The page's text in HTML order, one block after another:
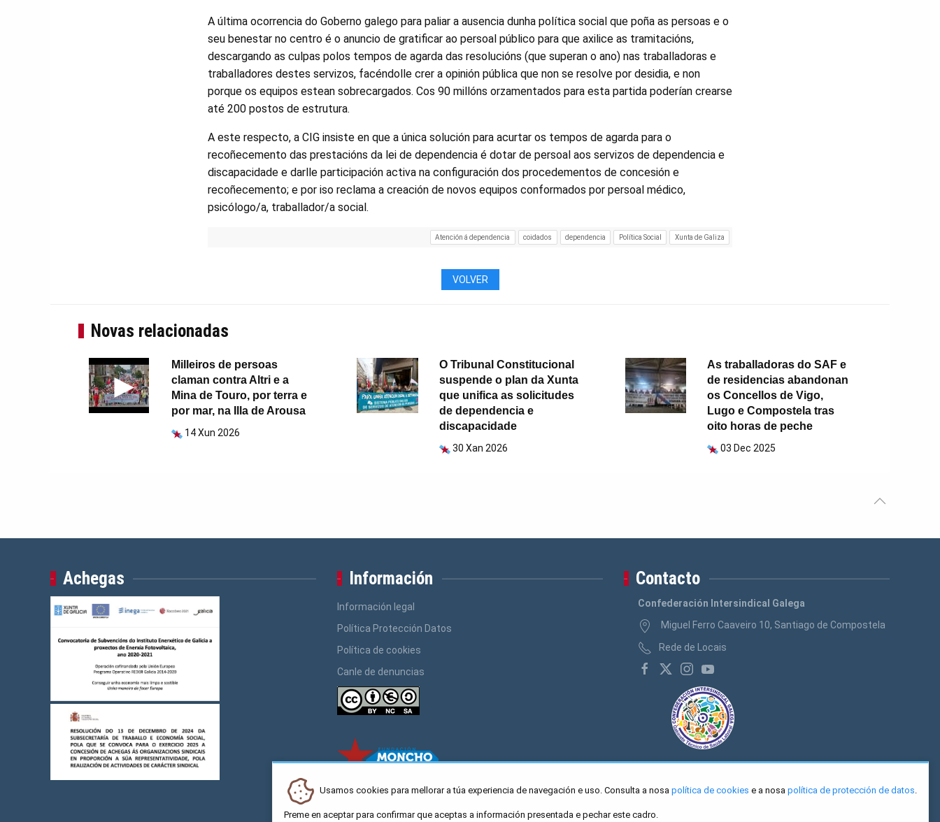
A última ocorrencia do Goberno galego para paliar a ausencia dunha política social que poña as persoas e o
seu benestar no centro é o anuncio de gratificar ao persoal público para que axilice as tramitacións,
descargando as culpas polos tempos de agarda das resolucións (que superan o ano) nas traballadoras e
traballadores destes servizos, facéndolle crer a opinión pública que non se resolve por desidia, e non
porque os equipos estean sobrecargados. Cos 90 millóns orzamentados para esta partida poderían crearse
até 200 postos de estrutura.
A este respecto, a CIG insiste en que a única solución para acurtar os tempos de agarda para o
recoñecemento das prestacións da lei de dependencia é dotar de persoal aos servizos de dependencia e
discapacidade e darlle participación activa na configuración dos procedementos de concesión e
recoñecemento; e por iso reclama a creación de novos equipos conformados por persoal médico,
psicólogo/a, traballador/a social.
Atención á dependencia coidados dependencia Política Social Xunta de Galiza
VOLVER
Novas relacionadas
Milleiros de persoas
claman contra Altri e a
Mina de Touro, por terra e
por mar, na Illa de Arousa
14 Xun 2026
O Tribunal Constitucional
suspende o plan da Xunta
que unifica as solicitudes
de dependencia e
discapacidade
30 Xan 2026
As traballadoras do SAF e
de residencias abandonan
os Concellos de Vigo,
Lugo e Compostela tras
oito horas de peche
03 Dec 2025
Achegas Información
Información legal
Política Protección Datos
Política de cookies
Canle de denuncias
Contacto
Confederación Intersindical Galega
Miguel Ferro Caaveiro 10, Santiago de Compostela
Rede de Locais
Usamos cookies para mellorar a túa experiencia de navegación e uso. Consulta a nosa política de cookies e a nosa política de protección de datos.
Preme en aceptar para confirmar que aceptas a información presentada e pechar este cadro.